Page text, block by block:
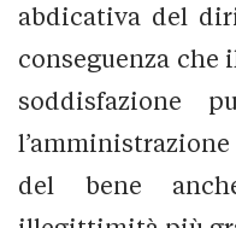
abdicativa del
conseguenza che
soddisfazione
del bene